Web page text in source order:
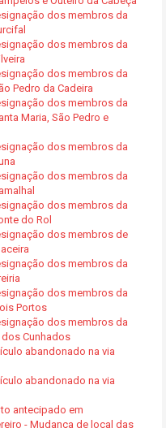
dos membros da
dos membros da
dos membros da
Pedro da Cadeira
dos membros da
Maria, São Pedro e
dos membros da
dos membros da
dos membros da
do Rol
dos membros de
dos membros da
dos membros da
Portos
dos membros da
dos Cunhados
abandonado na via
abandonado na via
antecipado em
- Mudança de local das